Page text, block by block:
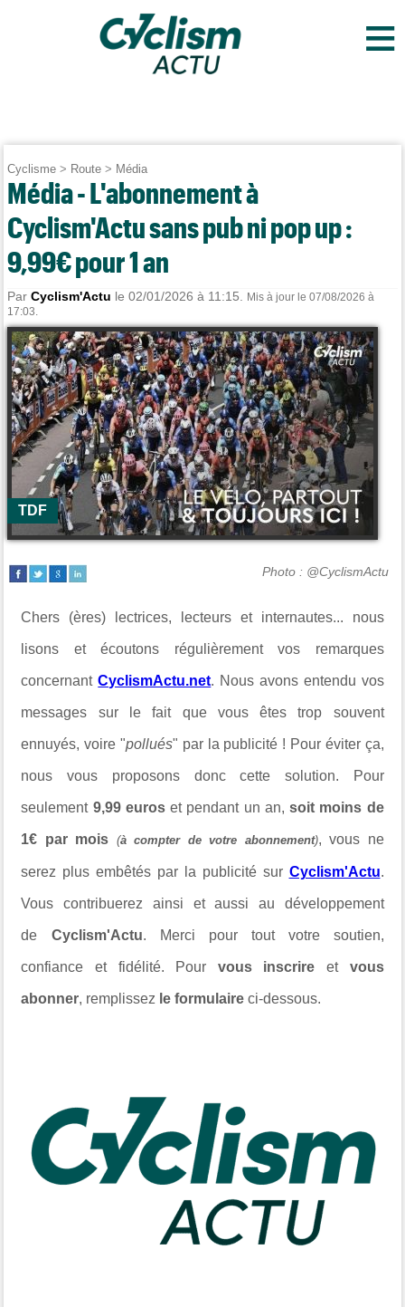
≡
Cyclisme > Route > Média
Média - L'abonnement à
Cyclism'Actu sans pub ni pop up :
9,99€ pour 1 an
ParCyclism'Actu le 02/01/2026 à 11:15.
Mis à jour le 07/08/2026 à
17:03.
TDF
Photo : @CyclismActu
Chers (ères) lectrices, lecteurs et internautes... nous
lisons et écoutons régulièrement vos remarques
concernantCyclismActu.net. Nous avons entendu vos
messages sur le fait que vous êtes trop souvent
ennuyés, voire "pollués" par la publicité ! Pour éviter ça,
nous vous proposons donc cette solution. Pour
seulement 9,99 euroset pendant un an,soit moins de
1€ par mois (à compter de votre abonnement), vous ne
serez plus embêtés par la publicité sur Cyclism'Actu.
Vous contribuerez ainsi et aussi au développement
de Cyclism'Actu. Merci pour tout votre soutien,
confiance et fidélité. Pour vous inscrire etvous
abonner, remplissez le formulaireci-dessous.